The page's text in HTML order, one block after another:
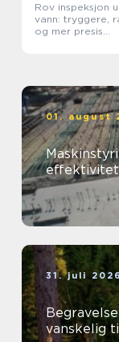
Rov inspeksjon
vann: tryggere,
og mer presis
01. august
31. juli
Begravelse oslo praktisk
vanskelig